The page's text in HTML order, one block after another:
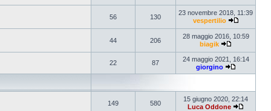
56 130
23 novembre 2018, 11:39
vespertilio
44 206
28 maggio 2016, 10:59
biagik
22 87
24 maggio 2021, 16:14
giorgino
149 580
15 giugno 2020, 22:14
Luca Oddone